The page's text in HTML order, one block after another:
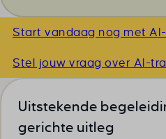
Start vandaag nog met
Stel jouw vraag over AI-
Uitstekende
gerichte uitleg